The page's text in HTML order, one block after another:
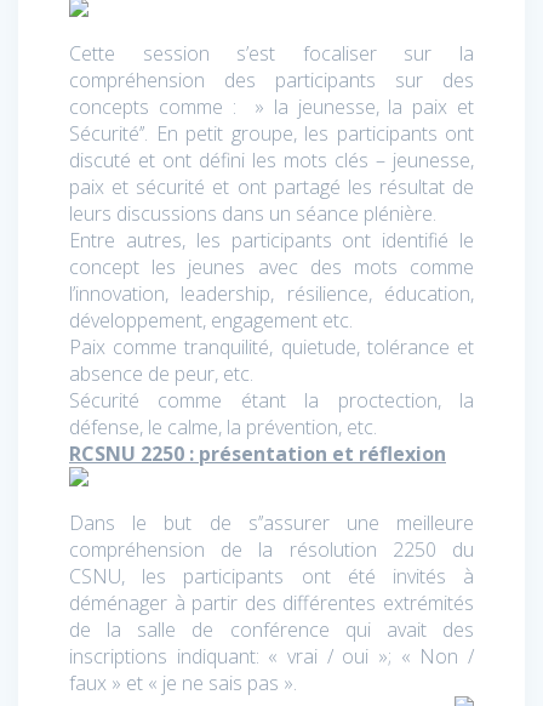
Cette session s’est focaliser sur la
compréhension des participants sur des
concepts comme : » la jeunesse, la paix et
Sécurité’’. En petit groupe, les participants ont
discuté et ont défini les mots clés – jeunesse,
paix et sécurité et ont partagé les résultat de
leurs discussions dans un séance plénière.
Entre autres, les participants ont identifié le
concept les jeunes avec des mots comme
l’innovation, leadership, résilience, éducation,
développement, engagement etc.
Paix comme tranquilité, quietude, tolérance et
absence de peur, etc.
Sécurité comme étant la proctection, la
défense, le calme, la prévention, etc.
RCSNU 2250 : présentation et réflexion
Dans le but de s’’assurer une meilleure
compréhension de la résolution 2250 du
CSNU, les participants ont été invités à
déménager à partir des différentes extrémités
de la salle de conférence qui avait des
inscriptions indiquant: « vrai / oui »; « Non /
faux » et « je ne sais pas ».